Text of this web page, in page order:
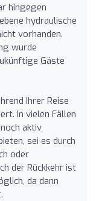
hingegen
hydraulische
vorhanden.
wurde
Gäste
Ihrer Reise
In vielen Fällen
aktiv
sei es durch
oder
der Rückkehr ist
da dann